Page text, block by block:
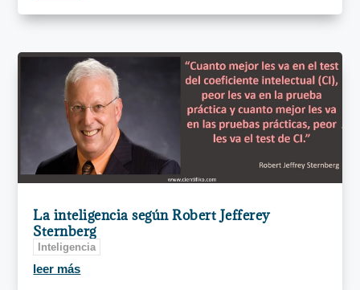
La inteligencia según Robert Jefferey
Sternberg
Inteligencia
leer más